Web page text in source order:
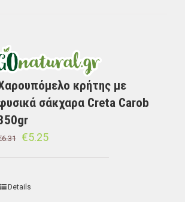
κρήτης με
σάκχαρα Creta Carob
6.31 €5.25
Details